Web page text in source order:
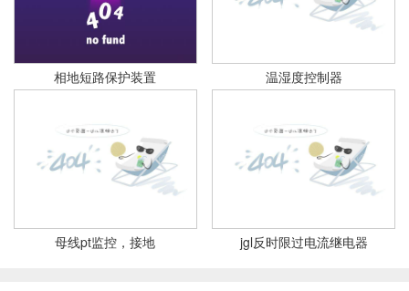
相地短路保护装置 温湿度控制器
母线pt监控，接地 jgl反时限过电流继电器